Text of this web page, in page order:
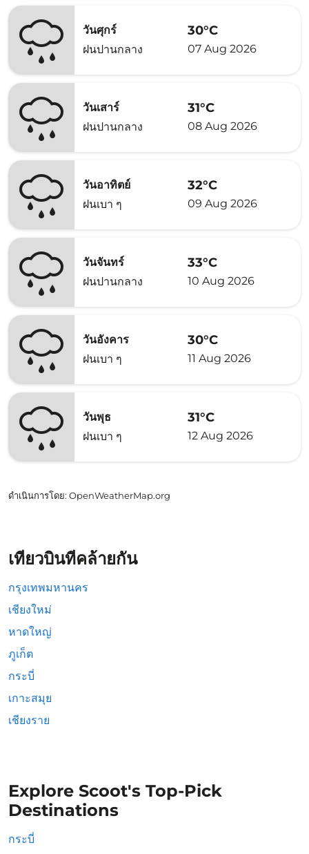
วันศุกร์
ฝนปานกลาง
30°C
07 Aug 2026
วันเสาร์
ฝนปานกลาง
31°C
08 Aug 2026
วันอาทิตย์
ฝนเบา ๆ
32°C
09 Aug 2026
วันจันทร์
ฝนปานกลาง
33°C
10 Aug 2026
วันอังคาร
ฝนเบา ๆ
30°C
11 Aug 2026
วันพุธ
ฝนเบา ๆ
31°C
12 Aug 2026
ดำเนินการโดย: OpenWeatherMap.org
เที่ยวบินที่คล้ายกัน
กรุงเทพมหานคร
เชียงใหม่
หาดใหญ่
ภูเก็ต
กระบี่
เกาะสมุย
เชียงราย
Explore Scoot's Top-Pick
Destinations
กระบี่